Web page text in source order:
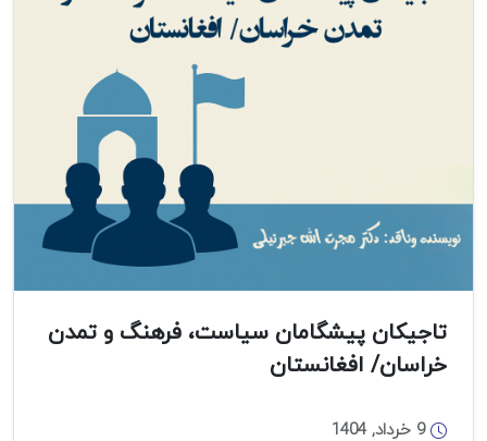
دسته‌جمعی
و
تحقیرآمیز
تاجیکان پیشگامان سیاست، فرهنگ و تمدن
خراسان/ افغانستان
9 خرداد, 1404